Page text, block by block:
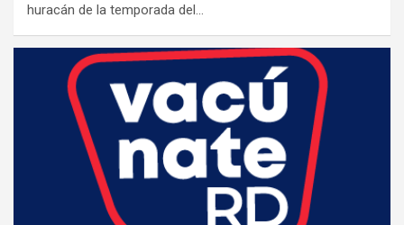
huracán de la temporada del…